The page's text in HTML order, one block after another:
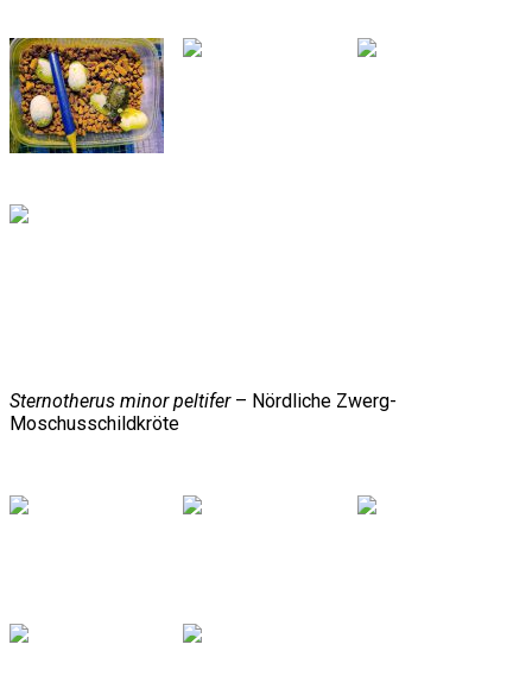
Sternotherus minor peltifer– Nördliche Zwerg-
Moschusschildkröte